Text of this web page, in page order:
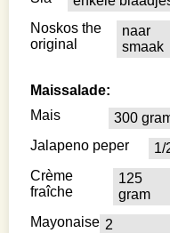
Noskos the
original
naar
smaak
Maissalade:
Mais
300
Jalapeno peper
1/
Crème
fraîche
125
gram
Mayonaise 2